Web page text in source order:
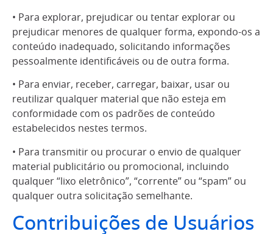
• Para explorar, prejudicar ou tentar explorar ou
prejudicar menores de qualquer forma, expondo-os a
conteúdo inadequado, solicitando informações
pessoalmente identificáveis ou de outra forma.
• Para enviar, receber, carregar, baixar, usar ou
reutilizar qualquer material que não esteja em
conformidade com os padrões de conteúdo
estabelecidos nestes termos.
• Para transmitir ou procurar o envio de qualquer
material publicitário ou promocional, incluindo
qualquer “lixo eletrônico”, “corrente” ou “spam” ou
qualquer outra solicitação semelhante.
Contribuições de Usuários